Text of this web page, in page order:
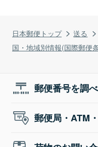
日本郵便トップ 送る
国・地域別情報(国際郵便
郵便番号を調
郵便局・ATM